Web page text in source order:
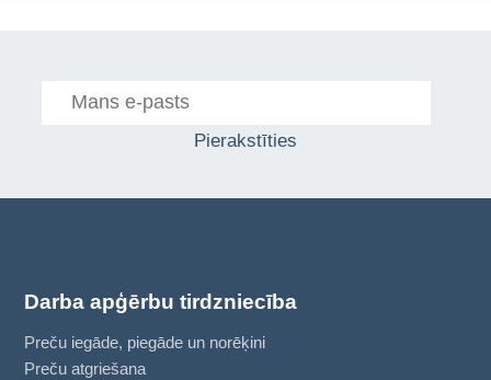
Pierakstīties
Darba apģērbu tirdzniecība
Preču iegāde, piegāde un norēķini
Preču atgriešana